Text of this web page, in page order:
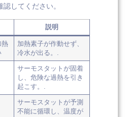
してください。
説明
熱
加熱素子が作動せず、
冷水が出る。.
サーモスタットが固着
し、危険な過熱を引き
起こす。.
サーモスタットが予測
不能に循環し、温度が